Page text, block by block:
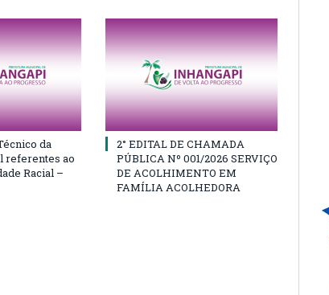
da
referentes ao
Racial –
2° EDITAL DE CHAMADA
PÚBLICA Nº 001/2026 SERVIÇO
DE ACOLHIMENTO EM
FAMÍLIA ACOLHEDORA